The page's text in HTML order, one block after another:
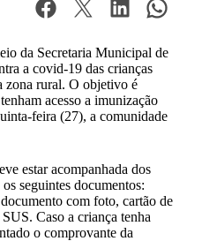
da Secretaria Municipal de
a covid-19 das crianças
zona rural. O objetivo é
acesso a imunização
feira (27), a comunidade
estar acompanhada dos
seguintes documentos:
com foto, cartão de
Caso a criança tenha
o comprovante da